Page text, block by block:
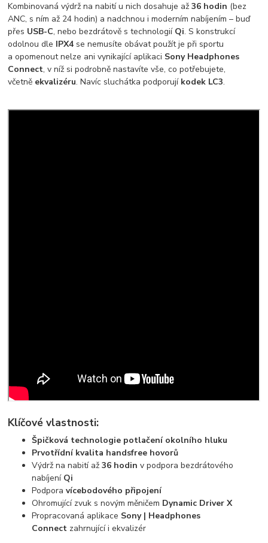
Kombinovaná výdrž na nabití u nich dosahuje až36 hodin (bez
ANC, s ním až 24 hodin) a nadchnou i moderním nabíjením – buď
přes USB-C, nebo bezdrátově s technologií Qi. S konstrukcí
odolnou dle IPX4 se nemusíte obávat použít je při sportu
a opomenout nelze ani vynikající aplikaci Sony Headphones
Connect, v níž si podrobně nastavíte vše, co potřebujete,
včetně ekvalizéru. Navíc sluchátka podporujíkodek LC3.
Klíčové vlastnosti:
Špičková technologie potlačení okolního hluku
Prvotřídní kvalita handsfree hovorů
Výdrž na nabití až36 hodin v podpora bezdrátového
nabíjení Qi
Podporavícebodového připojení
Ohromující zvuk s novým měničem Dynamic Driver X
Propracovaná aplikace Sony | Headphones
Connect zahrnující i ekvalizér